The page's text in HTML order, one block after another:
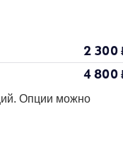
2 300
4 800
Опции можно